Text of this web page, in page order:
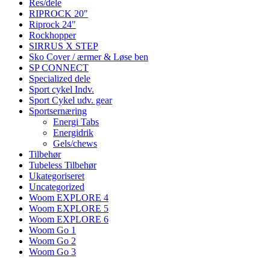
Res/dele
RIPROCK 20"
Riprock 24"
Rockhopper
SIRRUS X STEP
Sko Cover / ærmer & Løse ben
SP CONNECT
Specialized dele
Sport cykel Indv.
Sport Cykel udv. gear
Sportsernæring
Energi Tabs
Energidrik
Gels/chews
Tilbehør
Tubeless Tilbehør
Ukategoriseret
Uncategorized
Woom EXPLORE 4
Woom EXPLORE 5
Woom EXPLORE 6
Woom Go 1
Woom Go 2
Woom Go 3